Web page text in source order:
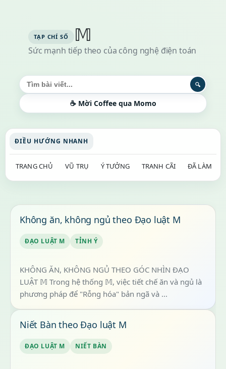
𝕄
Sức mạnh tiếp theo của công nghệ điện toán
Tìm kiếm bài viết 🔍
☕ Mời Coffee qua Momo
ĐIỀU HƯỚNG NHANH
TRANG CHỦ VŨ TRỤ Ý TƯỞNG TRANH CÃI ĐÃ LÀM
Không ăn, không ngủ theo Đạo luật M
ĐẠO LUẬT M TỈNH Ý
KHÔNG ĂN, KHÔNG NGỦ THEO GÓC NHÌN ĐẠO
LUẬT 𝕄 Trong hệ thống 𝕄, việc tiết chế ăn và ngủ là
phương pháp để "Rỗng hóa" bản ngã và ...
Niết Bàn theo Đạo luật M
ĐẠO LUẬT M NIẾT BÀN